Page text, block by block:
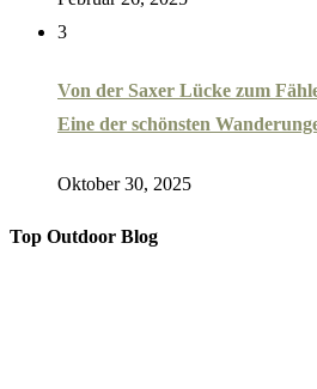
3
Von der Saxer Lücke zum
Eine der schönsten
Oktober 30, 2025
Top Outdoor Blog